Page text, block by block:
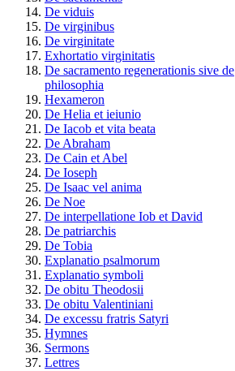
De viduis
De virginibus
De virginitate
Exhortatio virginitatis
De sacramento regenerationis sive de
philosophia
Hexameron
De Helia et ieiunio
De Iacob et vita beata
De Abraham
De Cain et Abel
De Ioseph
De Isaac vel anima
De Noe
De interpellatione Iob et David
De patriarchis
De Tobia
Explanatio psalmorum
Explanatio symboli
De obitu Theodosii
De obitu Valentiniani
De excessu fratris Satyri
Hymnes
Sermons
Lettres